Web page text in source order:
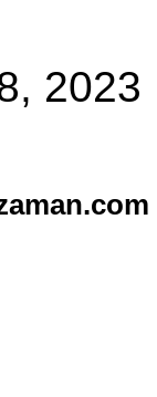
2023